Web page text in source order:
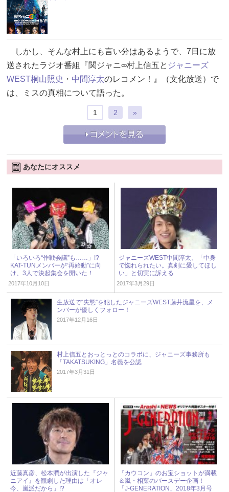
しかし、そんな村上にも言い分はあるようで、7日に放
送されたラジオ番組『関ジャニ∞村上信五と ジャニーズ
WEST桐山照史 ・ 中間淳太のレコメン！』（文化放送）で
は、ミスの真相について語った。
1 2 »
あなたにオススメ
「いろいろ“作戦会議”も……」!?
KAT-TUNメンバーが“再始動”に向
け、3人で決起集会を開いた！
2017年10月10日
ジャニーズWEST中間淳太、「中身
で惚れられたい。真剣に愛してほし
い」と切実に訴える
2017年3月29日
生放送で“失態”を犯したジャニーズWEST藤井流星を、メ
ンバーが優しくフォロー！
2017年12月16日
村上信五とおっとっとのコラボに、ジャニーズ事務所も
「TAKATSUKING」名義を公認
2017年3月31日
近藤真彦、松本潤が出演した『ジャ
ニアイ』を観劇した理由は「オレ
今、嵐派だから」!?
『カウコン』のお宝ショットが満載
＆嵐・相葉のバースデー企画！
「J-GENERATION」2018年3月号